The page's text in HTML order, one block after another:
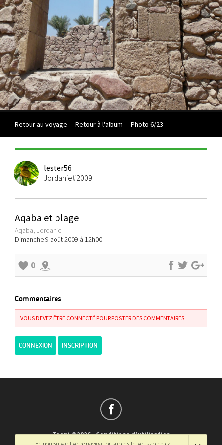
Retour au voyage - Retour à l'album - Photo 6/23
lester56
Jordanie#2009
Aqaba et plage
Aqaba, Jordanie
Dimanche 9 août 2009 à 12h00
0
Commentaires
VOUS DEVEZ ÊTRE CONNECTÉ POUR POSTER DES COMMENTAIRES
CONNEXION INSCRIPTION
Teepi ©2026-Conditions d'utilisation
En poursuivant votre navigation sur ce site, vous acceptez